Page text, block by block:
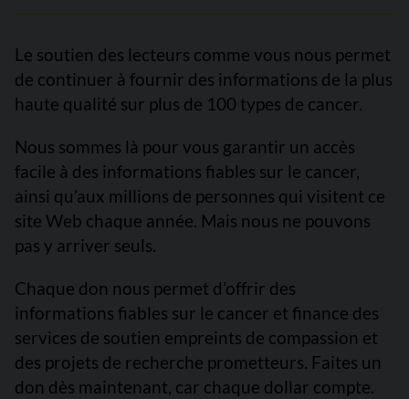
Le soutien des lecteurs comme vous nous permet
de continuer à fournir des informations de la plus
haute qualité sur plus de 100 types de cancer.
Nous sommes là pour vous garantir un accès
facile à des informations fiables sur le cancer,
ainsi qu’aux millions de personnes qui visitent ce
site Web chaque année. Mais nous ne pouvons
pas y arriver seuls.
Chaque don nous permet d’offrir des
informations fiables sur le cancer et finance des
services de soutien empreints de compassion et
des projets de recherche prometteurs. Faites un
don dès maintenant, car chaque dollar compte.